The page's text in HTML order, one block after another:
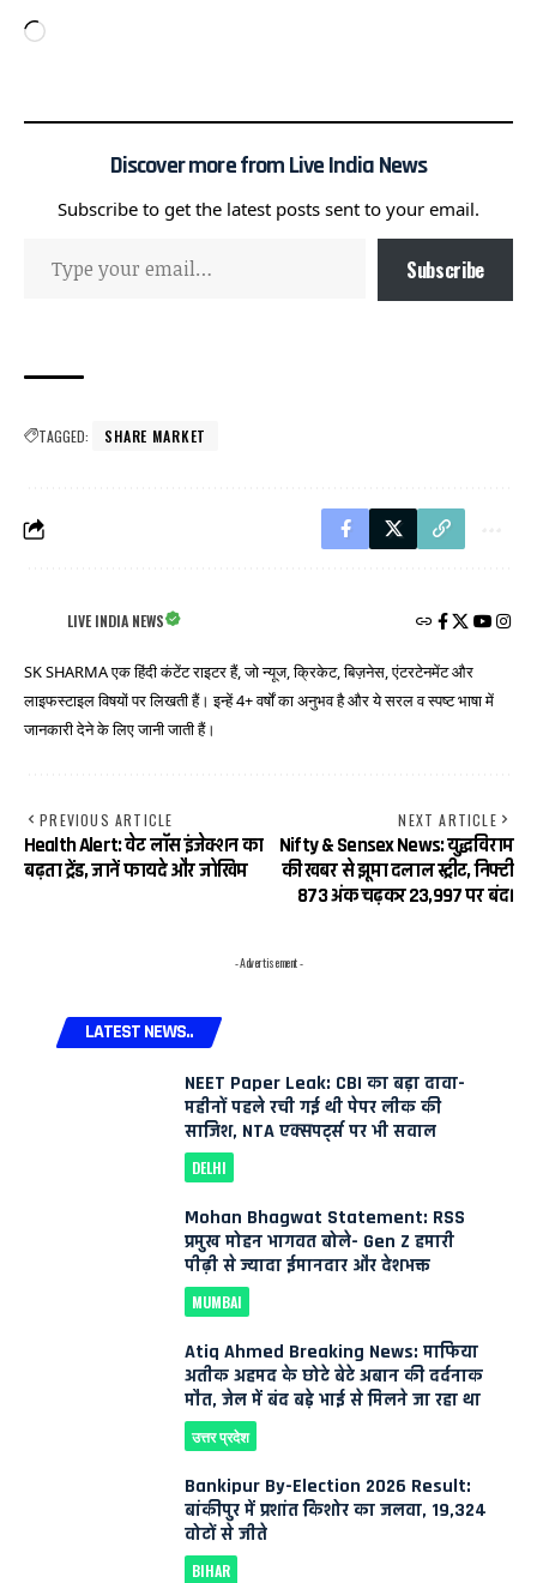
Discover more from Live India News
Subscribe to get the latest posts sent to your email.
Subscribe
TAGGED: SHARE MARKET
LIVE INDIA NEWS
SK SHARMA एक हिंदी कंटेंट राइटर हैं, जो न्यूज, क्रिकेट, बिज़नेस, एंटरटेनमेंट और
लाइफस्टाइल विषयों पर लिखती हैं। इन्हें 4+ वर्षों का अनुभव है और ये सरल व स्पष्ट भाषा में
जानकारी देने के लिए जानी जाती हैं।
PREVIOUS ARTICLE
Health Alert: वेट लॉस इंजेक्शन का
बढ़ता ट्रेंड, जानें फायदे और जोखिम
NEXT ARTICLE
Nifty & Sensex News: युद्धविराम
की खबर से झूमा दलाल स्ट्रीट, निफ्टी
873 अंक चढ़कर 23,997 पर बंद।
- Advertisement -
LATEST NEWS..
NEET Paper Leak: CBI का बड़ा दावा-
महीनों पहले रची गई थी पेपर लीक की
साजिश, NTA एक्सपर्ट्स पर भी सवाल
DELHI
Mohan Bhagwat Statement: RSS
प्रमुख मोहन भागवत बोले- Gen Z हमारी
पीढ़ी से ज्यादा ईमानदार और देशभक्त
MUMBAI
Atiq Ahmed Breaking News: माफिया
अतीक अहमद के छोटे बेटे अबान की दर्दनाक
मौत, जेल में बंद बड़े भाई से मिलने जा रहा था
उत्तर प्रदेश
Bankipur By-Election 2026 Result:
बांकीपुर में प्रशांत किशोर का जलवा, 19,324
वोटों से जीते
BIHAR